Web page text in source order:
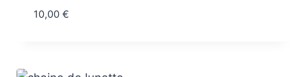
10,00 €